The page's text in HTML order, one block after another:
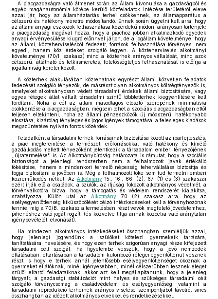
A piacgazdaságra való átmenet során az Állam kivonulása a gazdaságból és
egyéb magánautonómia körébe kerülő közfeladatok intézése területéről eleve
azzal jár, hogy az államháztartás terhei csökkennek, az államapparátus a
célszerű és hatékony méretre módosítandó. Ennek során ügyelni kell arra, hogy
az állami anyagi eszközök felhasználása közérdekű módon, arányosan történjék:
a piacgazdaság magával hozza, hogy a piachoz jobban alkalmazkodó egyedek
anyagi érvényesülése kiugró előnnyel járjon, de a jogállam követelménye, hogy
az állami, közteherviselésből fedezett, források felhasználása törvényes, nem
egyedi, hanem köz érdeket szolgáló legyen. A közteherviselés alkotmányi
követelménye (70/I. szakasz) mind a közterhek arányos vállalását, mind azok
célszerű, átlátható és lelkiismeretes, felelősségteljes felhasználását is előírja a
jogállamiság keretei között.
A közterhek alakulásában közrehatnak egyrészt állami közvetlen feladatok
fedezését szolgáló tényezők, de másrészt olyan alkotmányos költségtényezők is,
amelyeket alkotmányosan védett társadalmi érdekek állami biztosítására, vagy
egyes rétegek által vállalt társadalmi szintű többletterhek kiegyenlítésére kell
fordítani. Noha a cél az állam másodlagos elosztó szerepének minimálisra
csökkentése a piacgazdaságban, mégsem lehet a szociális piacgazdaságban ettől
teljesen eltekinteni, noha az állami pénzeszközök új módszerű, hatékonyabb
elosztása, kizárólag tényleges és jogos igények támogatása, a felesleges kiadások
megszüntetése nyilván fontos közérdek.
Feladatként a társadalmi terhek forrásainak biztosítása között az iparfejlesztés,
a piac megteremtése, a természeti erőforrásokkal való hatékony és kímélő
gazdálkodás mellett tényezőként jelentkezik a társadalom emberi tényezőjének
,,újratermelése'' is. Az Alkotmánybíróság határozata is rámutat, hogy a szociális
biztonságot a jelenlegi rendszerben nem a felhalmozott javak értékálló
tőkésítése, hanem a mindenkori termelő népesség tehervállalása biztosítja és
fogja biztosítani a jövőben is. Még a felhalmozott tőke sem tud termelni emberi
közreműködés nélkül. Az Alkotmány 15., 16., 66. (2), 67. (1) és (3) szakaszai
ezért írják elő a családok, a szülők, az ifjúság fokozott alkotmányos védelmét, a
törvényalkotóra bízva, hogy a támogatás és védelem rendszerét kialakítsa,
szabályozza. Külön utal az Alkotmány70 (2) szakasz arra, hogy az
esélyegyenlőtlenség kiküszöbölését célzó intézkedéseket kell a törvényhozónak
tennie, míg a 70/B. szakasz a termelésben részt vevők megfelelő jövedelemhez,
pihenéshez való jogát rögzíti (és közvetve tiltja annak közcélra való aránytalan
igénybevételét, elvonását).
Ha mindezen alkotmányos intézkedéseket összhangban szemléljük azzal,
hogy jelenlegi jogrendünk a szülőket kötelezi gyermekeik tartására,
taníttatására, nevelésére, és hogy ezen terhek szigorúan anyagi része kifejezett
társadalmi célt szolgál, ha figyelembe vesszük, hogy a jövő nemzedék
ellátásában, eltartásában a társadalom különböző rétegei egyenlőtlenül vesznek
részt, s hogy e terhek annál jelentősebb esélyegyenlőtlenséget okoznak a
gyermeket ellátóknak, minél igényesebben, minél célszerűbben tesznek eleget
szülői eltartói feladataiknak, akkor azt kell megállapítanunk, hogy a jelenleg
tárgyalt, a gazdasági stabilizációt mint helyes és szükséges társadalmi célt
szolgáló törvénycsomag a családvédelem és esélyegyenlőség, valamint a
társadalmi reprodukció terheinek arányos viselése szempontjából távolról sincs
összhangban az idézett alkotmányos elvekkel és rendelkezésekkel.